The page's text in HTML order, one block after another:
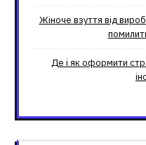
Жіноче взуття від
Де і як оформити